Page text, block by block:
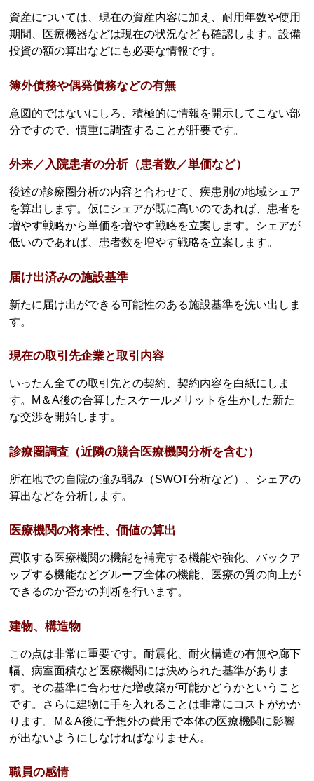
資産については、現在の資産内容に加え、耐用年数や使用
期間、医療機器などは現在の状況なども確認します。設備
投資の額の算出などにも必要な情報です。
簿外債務や偶発債務などの有無
意図的ではないにしろ、積極的に情報を開示してこない部
分ですので、慎重に調査することが肝要です。
外来／入院患者の分析（患者数／単価など）
後述の診療圏分析の内容と合わせて、疾患別の地域シェア
を算出します。仮にシェアが既に高いのであれば、患者を
増やす戦略から単価を増やす戦略を立案します。シェアが
低いのであれば、患者数を増やす戦略を立案します。
届け出済みの施設基準
新たに届け出ができる可能性のある施設基準を洗い出しま
す。
現在の取引先企業と取引内容
いったん全ての取引先との契約、契約内容を白紙にしま
す。M＆A後の合算したスケールメリットを生かした新た
な交渉を開始します。
診療圏調査（近隣の競合医療機関分析を含む）
所在地での自院の強み弱み（SWOT分析など）、シェアの
算出などを分析します。
医療機関の将来性、価値の算出
買収する医療機関の機能を補完する機能や強化、バックア
ップする機能などグループ全体の機能、医療の質の向上が
できるのか否かの判断を行います。
建物、構造物
この点は非常に重要です。耐震化、耐火構造の有無や廊下
幅、病室面積など医療機関には決められた基準がありま
す。その基準に合わせた増改築が可能かどうかということ
です。さらに建物に手を入れることは非常にコストがかか
ります。M＆A後に予想外の費用で本体の医療機関に影響
が出ないようにしなければなりません。
職員の感情